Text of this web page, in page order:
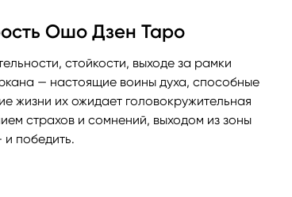
Ошо Дзен Таро
стойкости, выходе за рамки
— настоящие воины духа, способные
жизни их ожидает головокружительная
страхов и сомнений, выходом из зоны
победить.